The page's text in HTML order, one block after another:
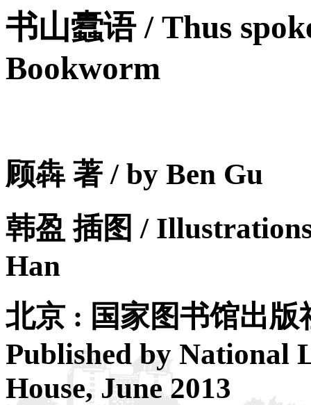
书山蠹语 / Thus
Bookworm
顾犇 著 / by Ben Gu
韩盈 插图 /
Han
北京 : 国家图书馆出版
Published by National
House, June 2013